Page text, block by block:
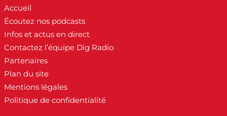
Accueil
Écoutez nos podcasts
Infos et actus en direct
Contactez l’équipe Dig Radio
Partenaires
Plan du site
Mentions légales
Politique de confidentialité